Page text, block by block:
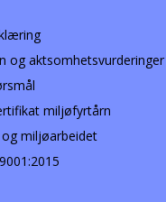
og aktsomhetsvurderinger
miljøfyrtårn
miljøarbeidet